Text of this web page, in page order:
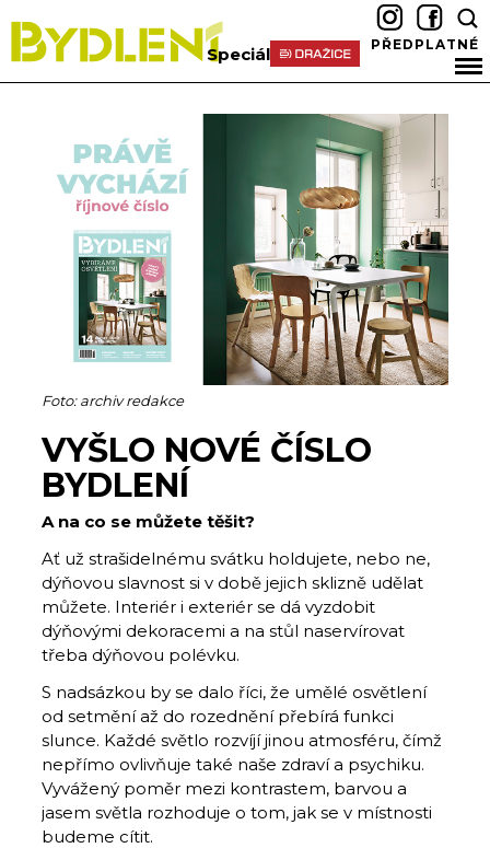
Speciál PŘEDPLATNÉ
Foto: archiv redakce
VYŠLO NOVÉ ČÍSLO
BYDLENÍ
A na co se můžete těšit?
Ať už strašidelnému svátku holdujete, nebo ne,
dýňovou slavnost si v době jejich sklizně udělat
můžete. Interiér i exteriér se dá vyzdobit
dýňovými dekoracemi a na stůl naservírovat
třeba dýňovou polévku.
S nadsázkou by se dalo říci, že umělé osvětlení
od setmění až do rozednění přebírá funkci
slunce. Každé světlo rozvíjí jinou atmosféru, čímž
nepřímo ovlivňuje také naše zdraví a psychiku.
Vyvážený poměr mezi kontrastem, barvou a
jasem světla rozhoduje o tom, jak se v místnosti
budeme cítit.